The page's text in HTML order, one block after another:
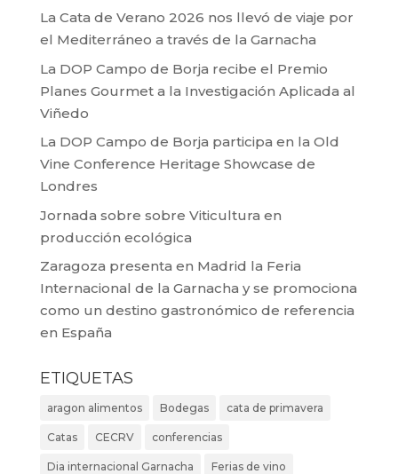
La Cata de Verano 2026 nos llevó de viaje por
el Mediterráneo a través de la Garnacha
La DOP Campo de Borja recibe el Premio
Planes Gourmet a la Investigación Aplicada al
Viñedo
La DOP Campo de Borja participa en la Old
Vine Conference Heritage Showcase de
Londres
Jornada sobre sobre Viticultura en
producción ecológica
Zaragoza presenta en Madrid la Feria
Internacional de la Garnacha y se promociona
como un destino gastronómico de referencia
en España
ETIQUETAS
aragon alimentos Bodegas cata de primavera
Catas CECRV conferencias
Dia internacional Garnacha Ferias de vino